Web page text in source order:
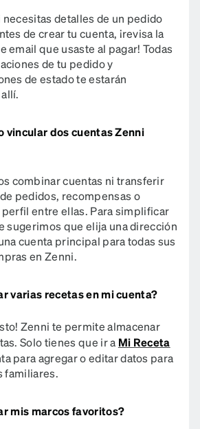
necesitas detalles de un pedido
de crear tu cuenta, ¡revisa la
email que usaste al pagar! Todas
de tu pedido y
de estado te estarán
vincular dos cuentas Zenni
combinar cuentas ni transferir
pedidos, recompensas o
entre ellas. Para simplificar
sugerimos que elija una dirección
cuenta principal para todas sus
en Zenni.
varias recetas en mi cuenta?
Zenni te permite almacenar
Solo tienes que ir a Mi Receta
para agregar o editar datos para
familiares.​​​​​​​​​
mis marcos favoritos?